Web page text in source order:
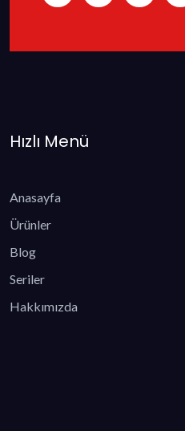
Hızlı Menü
Anasayfa
Ürünler
Blog
Seriler
Hakkımızda